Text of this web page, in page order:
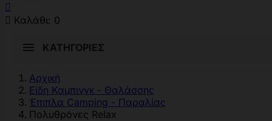

 Καλάθι: 0
ΚΑΤΗΓΟΡΊΕΣ
Αρχική
Είδη Καμπινγκ - Θαλάσσης
Έπιπλα Camping - Παραλίας
Πολυθρόνες Relax